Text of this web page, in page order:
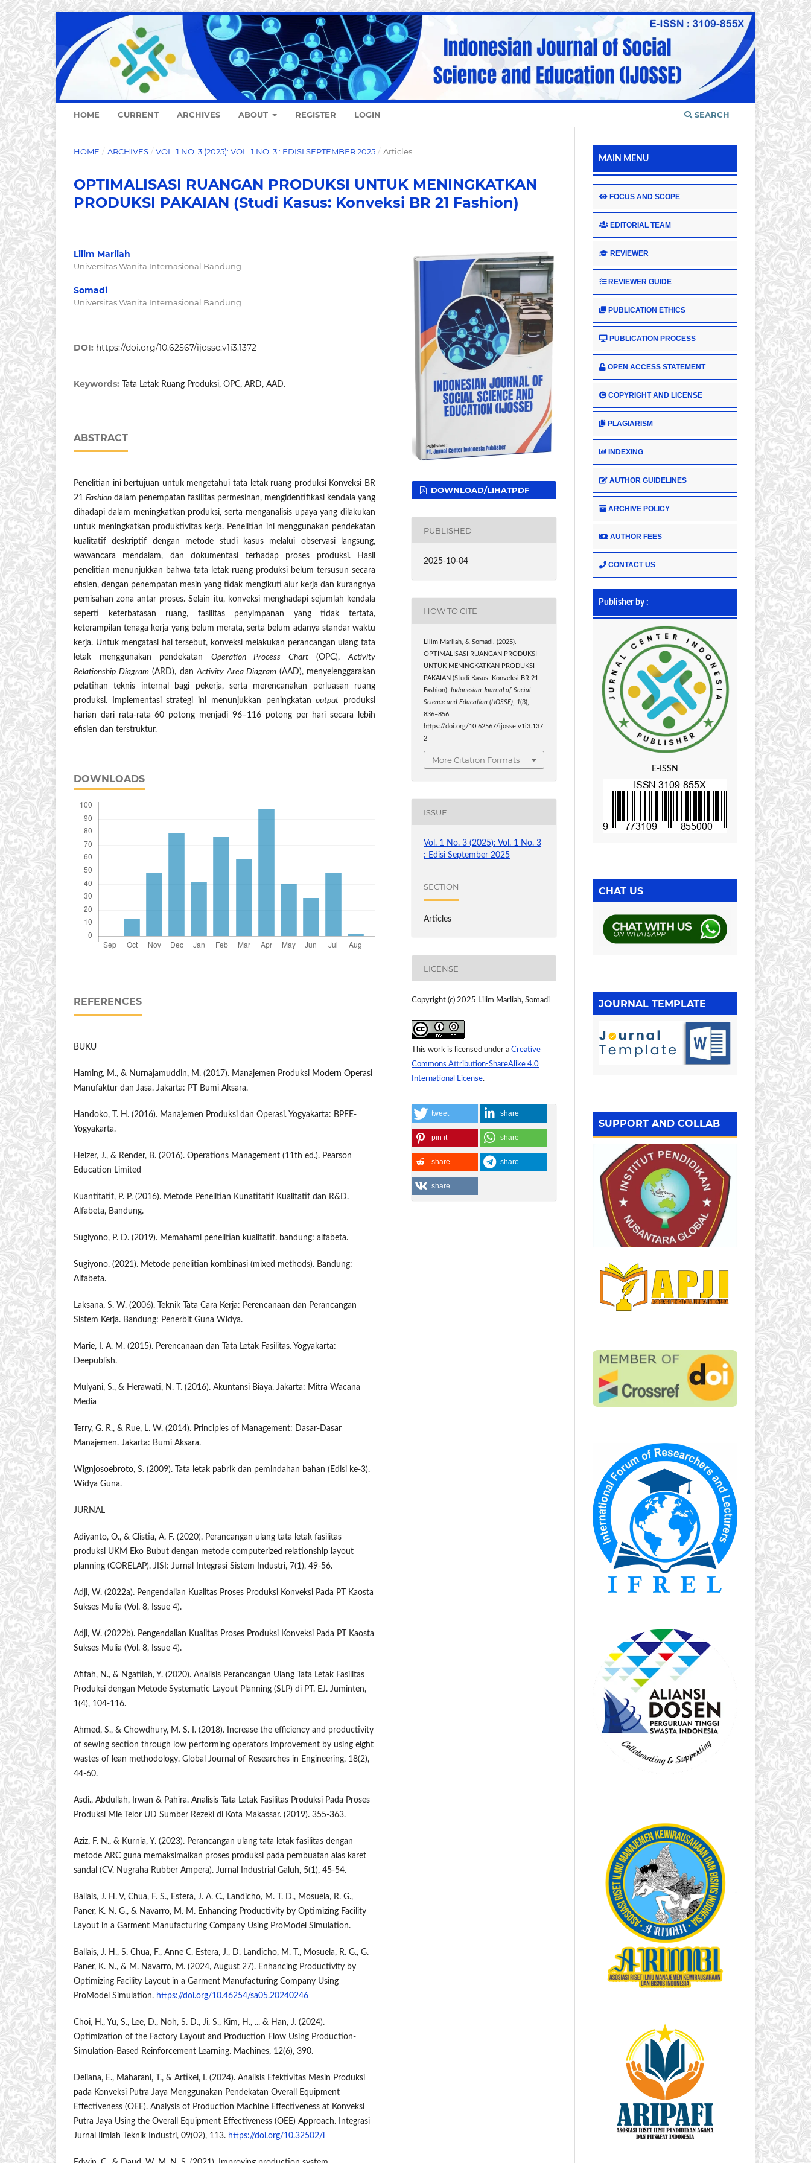
HOME CURRENT ARCHIVES ABOUT REGISTER LOGIN SEARCH
HOME / ARCHIVES / VOL. 1 NO. 3 (2025): VOL. 1 NO. 3 : EDISI SEPTEMBER 2025 / Articles
OPTIMALISASI RUANGAN PRODUKSI UNTUK MENINGKATKAN
PRODUKSI PAKAIAN (Studi Kasus: Konveksi BR 21 Fashion)
Lilim Marliah
Universitas Wanita Internasional Bandung
Somadi
Universitas Wanita Internasional Bandung
DOI: https://doi.org/10.62567/ijosse.v1i3.1372
Keywords: Tata Letak Ruang Produksi, OPC, ARD, AAD.
ABSTRACT
Penelitian ini bertujuan untuk mengetahui tata letak ruang produksi Konveksi BR
21 Fashion dalam penempatan fasilitas permesinan, mengidentifikasi kendala yang
dihadapi dalam meningkatkan produksi, serta menganalisis upaya yang dilakukan
untuk meningkatkan produktivitas kerja. Penelitian ini menggunakan pendekatan
kualitatif deskriptif dengan metode studi kasus melalui observasi langsung,
wawancara mendalam, dan dokumentasi terhadap proses produksi. Hasil
penelitian menunjukkan bahwa tata letak ruang produksi belum tersusun secara
efisien, dengan penempatan mesin yang tidak mengikuti alur kerja dan kurangnya
pemisahan zona antar proses. Selain itu, konveksi menghadapi sejumlah kendala
seperti keterbatasan ruang, fasilitas penyimpanan yang tidak tertata,
keterampilan tenaga kerja yang belum merata, serta belum adanya standar waktu
kerja. Untuk mengatasi hal tersebut, konveksi melakukan perancangan ulang tata
letak menggunakan pendekatan Operation Process Chart(OPC),Activity
Relationship Diagram(ARD), danActivity Area Diagram (AAD), menyelenggarakan
pelatihan teknis internal bagi pekerja, serta merencanakan perluasan ruang
produksi. Implementasi strategi ini menunjukkan peningkatanoutput produksi
harian dari rata-rata 60 potong menjadi 96–116 potong per hari secara lebih
efisien dan terstruktur.
DOWNLOADS
REFERENCES
BUKU
Haming, M., & Nurnajamuddin, M. (2017). Manajemen Produksi Modern Operasi
Manufaktur dan Jasa. Jakarta: PT Bumi Aksara.
Handoko, T. H. (2016). Manajemen Produksi dan Operasi. Yogyakarta: BPFE-
Yogyakarta.
Heizer, J., & Render, B. (2016). Operations Management (11th ed.). Pearson
Education Limited
Kuantitatif, P. P. (2016). Metode Penelitian Kunatitatif Kualitatif dan R&D.
Alfabeta, Bandung.
Sugiyono, P. D. (2019). Memahami penelitian kualitatif. bandung: alfabeta.
Sugiyono. (2021). Metode penelitian kombinasi (mixed methods). Bandung:
Alfabeta.
Laksana, S. W. (2006). Teknik Tata Cara Kerja: Perencanaan dan Perancangan
Sistem Kerja. Bandung: Penerbit Guna Widya.
Marie, I. A. M. (2015). Perencanaan dan Tata Letak Fasilitas. Yogyakarta:
Deepublish.
Mulyani, S., & Herawati, N. T. (2016). Akuntansi Biaya. Jakarta: Mitra Wacana
Media
Terry, G. R., & Rue, L. W. (2014). Principles of Management: Dasar-Dasar
Manajemen. Jakarta: Bumi Aksara.
Wignjosoebroto, S. (2009). Tata letak pabrik dan pemindahan bahan (Edisi ke-3).
Widya Guna.
JURNAL
Adiyanto, O., & Clistia, A. F. (2020). Perancangan ulang tata letak fasilitas
produksi UKM Eko Bubut dengan metode computerized relationship layout
planning (CORELAP). JISI: Jurnal Integrasi Sistem Industri, 7(1), 49-56.
Adji, W. (2022a). Pengendalian Kualitas Proses Produksi Konveksi Pada PT Kaosta
Sukses Mulia (Vol. 8, Issue 4).
Adji, W. (2022b). Pengendalian Kualitas Proses Produksi Konveksi Pada PT Kaosta
Sukses Mulia (Vol. 8, Issue 4).
Afifah, N., & Ngatilah, Y. (2020). Analisis Perancangan Ulang Tata Letak Fasilitas
Produksi dengan Metode Systematic Layout Planning (SLP) di PT. EJ. Juminten,
1(4), 104-116.
Ahmed, S., & Chowdhury, M. S. I. (2018). Increase the efficiency and productivity
of sewing section through low performing operators improvement by using eight
wastes of lean methodology. Global Journal of Researches in Engineering, 18(2),
44-60.
Asdi., Abdullah, Irwan & Pahira. Analisis Tata Letak Fasilitas Produksi Pada Proses
Produksi Mie Telor UD Sumber Rezeki di Kota Makassar. (2019). 355-363.
Aziz, F. N., & Kurnia, Y. (2023). Perancangan ulang tata letak fasilitas dengan
metode ARC guna memaksimalkan proses produksi pada pembuatan alas karet
sandal (CV. Nugraha Rubber Ampera). Jurnal Industrial Galuh, 5(1), 45-54.
Ballais, J. H. V, Chua, F. S., Estera, J. A. C., Landicho, M. T. D., Mosuela, R. G.,
Paner, K. N. G., & Navarro, M. M. Enhancing Productivity by Optimizing Facility
Layout in a Garment Manufacturing Company Using ProModel Simulation.
Ballais, J. H., S. Chua, F., Anne C. Estera, J., D. Landicho, M. T., Mosuela, R. G., G.
Paner, K. N., & M. Navarro, M. (2024, August 27). Enhancing Productivity by
Optimizing Facility Layout in a Garment Manufacturing Company Using
ProModel Simulation. https://doi.org/10.46254/sa05.20240246
Choi, H., Yu, S., Lee, D., Noh, S. D., Ji, S., Kim, H., ... & Han, J. (2024).
Optimization of the Factory Layout and Production Flow Using Production-
Simulation-Based Reinforcement Learning. Machines, 12(6), 390.
Deliana, E., Maharani, T., & Artikel, I. (2024). Analisis Efektivitas Mesin Produksi
pada Konveksi Putra Jaya Menggunakan Pendekatan Overall Equipment
Effectiveness (OEE). Analysis of Production Machine Effectiveness at Konveksi
Putra Jaya Using the Overall Equipment Effectiveness (OEE) Approach. Integrasi
Jurnal Ilmiah Teknik Industri, 09(02), 113. https://doi.org/10.32502/i
DOWNLOAD/LIHATPDF
PUBLISHED
2025-10-04
HOW TO CITE
Lilim Marliah, & Somadi. (2025).
OPTIMALISASI RUANGAN PRODUKSI
UNTUK MENINGKATKAN PRODUKSI
PAKAIAN (Studi Kasus: Konveksi BR 21
Fashion).Indonesian Journal of Social
Science and Education (IJOSSE)
1(3),
836–856.
https://doi.org/10.62567/ijosse.v1i3.137
2
More Citation Formats
ISSUE
Vol. 1 No. 3 (2025): Vol. 1 No. 3
: Edisi September 2025
SECTION
Articles
LICENSE
Copyright (c) 2025 Lilim Marliah, Somadi
This work is licensed under a Creative
Commons Attribution-ShareAlike 4.0
International License.
tweet share
pin it share
share share
share
MAIN MENU
FOCUS AND SCOPE
EDITORIAL TEAM
REVIEWER
REVIEWER GUIDE
PUBLICATION ETHICS
PUBLICATION PROCESS
OPEN ACCESS STATEMENT
COPYRIGHT AND LICENSE
PLAGIARISM
INDEXING
AUTHOR GUIDELINES
ARCHIVE POLICY
AUTHOR FEES
CONTACT US
Publisher by :
E-ISSN
CHAT US
JOURNAL TEMPLATE
SUPPORT AND COLLAB